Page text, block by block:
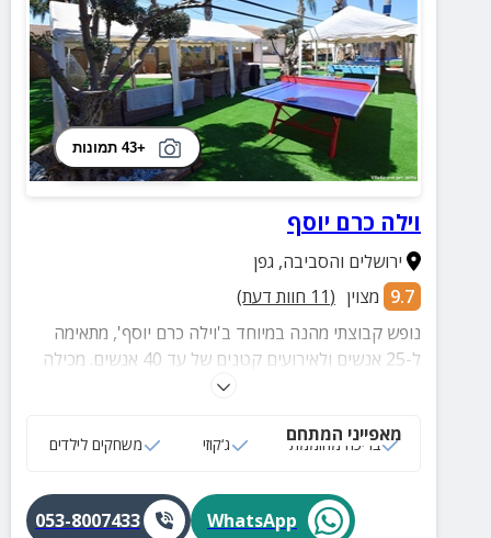
+43 תמונות
וילה כרם יוסף
ירושלים והסביבה, גפן
9.7 מצוין (
11 חוות דעת)
נופש קבוצתי מהנה במיוחד ב'וילה כרם יוסף', מתאימה
ל-25 אנשים ולאירועים קטנים של עד 40 אנשים. מכילה
בריכה, ג'קוזי, משחקייה לילדים ועוד פעילויות רבות
מאפייני המתחם
בריכה מחוממת ג‘קוזי משחקים לילדים
WhatsApp
053-8007433